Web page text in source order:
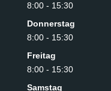
8:00 - 15:30
Donnerstag
8:00 - 15:30
Freitag
8:00 - 15:30
Samstag